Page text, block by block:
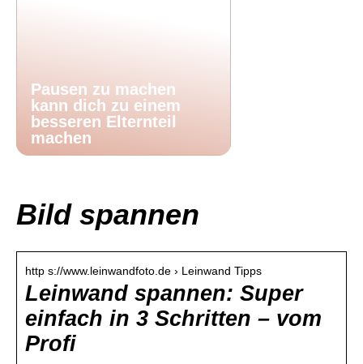
Pausen zu machen
kann dich zu einem
besseren Elternteil
machen
Bild spannen
http s://www.leinwandfoto.de › Leinwand Tipps
Leinwand spannen: Super
einfach in 3 Schritten – vom
Profi